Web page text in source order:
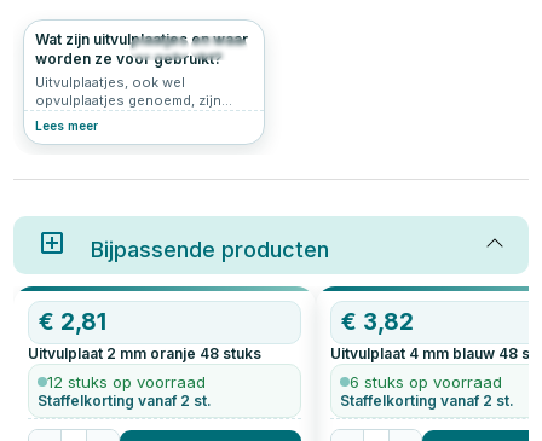
722 4.7
Wat zijn uitvulplaatjes en waar
worden ze voor gebruikt?
Uitvulplaatjes, ook wel
opvulplaatjes genoemd, zijn
kleine, platte stukjes materiaal
meestal gemaakt van kunststof,
hout, metaal of rubber en zijn
diktes, vormen en maten. Voor
wie op zoek is naar deze
handige hulpmiddelen:
uitvulplaatjes kopen kan
it.nl.
Lees meer
Bijpassende producten
€ 2,81
Uitvulplaat 2 mm oranje 48 stuks
12 stuks op voorraad
Staffelkorting vanaf 2 st.
€ 3,82
Uitvulplaat 4 mm blauw 48
6 stuks op voorraad
Staffelkorting vanaf 2 st.